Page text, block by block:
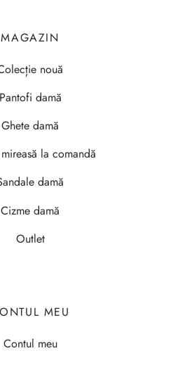
MAGAZIN
nouă
Pantofi damă
Ghete damă
la comandă
damă
Cizme damă
Outlet
MEU
Contul meu